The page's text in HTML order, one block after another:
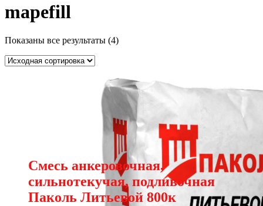
mapefill
Показаны все результаты (4)
Смесь анкеровочная,
сильнотекучая, подливочная
Паколь Литьевой 800к